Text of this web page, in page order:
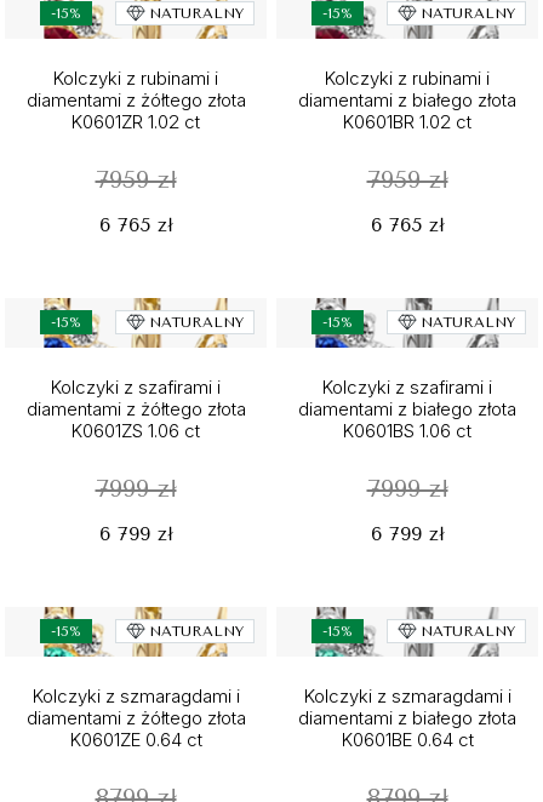
-15% NATURALNY
Kolczyki z rubinami i
diamentami z żółtego złota
K0601ZR 1.02 ct
7959 zł
6 765 zł
-15% NATURALNY
Kolczyki z rubinami i
diamentami z białego złota
K0601BR 1.02 ct
7959 zł
6 765 zł
-15% NATURALNY
Kolczyki z szafirami i
diamentami z żółtego złota
K0601ZS 1.06 ct
7999 zł
6 799 zł
-15% NATURALNY
Kolczyki z szafirami i
diamentami z białego złota
K0601BS 1.06 ct
7999 zł
6 799 zł
-15% NATURALNY
Kolczyki z szmaragdami i
diamentami z żółtego złota
K0601ZE 0.64 ct
-15% NATURALNY
Kolczyki z szmaragdami i
diamentami z białego złota
K0601BE 0.64 ct